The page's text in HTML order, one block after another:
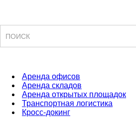
Аренда офисов
Аренда складов
Аренда открытых площадок
Транспортная логистика
Кросс-докинг